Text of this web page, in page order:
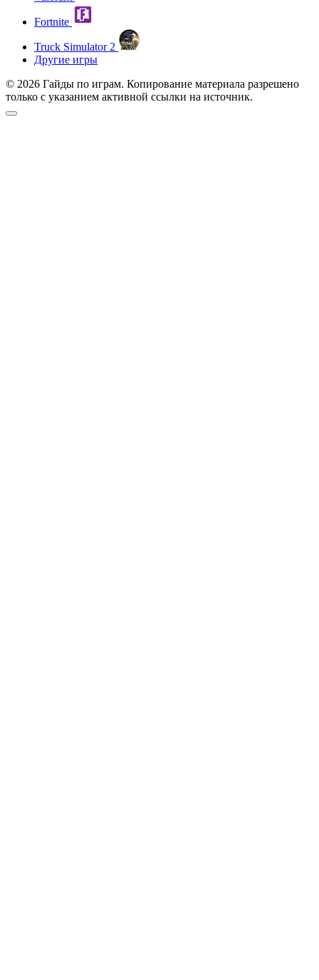
Fortnite
Truck Simulator 2
Другие игры
© 2026 Гайды по играм. Копирование материала разрешено
только с указанием активной ссылки на источник.